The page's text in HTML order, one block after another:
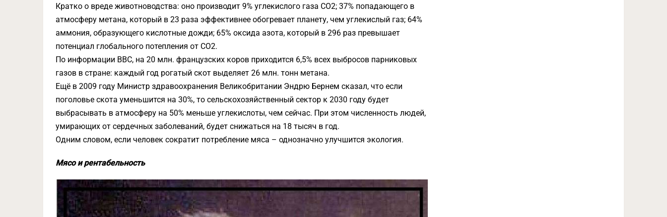
Кратко о вреде животноводства: оно производит 9% углекислого газа CO2; 37% попадающего в
атмосферу метана, который в 23 раза эффективнее обогревает планету, чем углекислый газ; 64%
аммония, образующего кислотные дожди; 65% оксида азота, который в 296 раз превышает
потенциал глобального потепления от СО2.
По информации BBC, на 20 млн. французских коров приходится 6,5% всех выбросов парниковых
газов в стране: каждый год рогатый скот выделяет 26 млн. тонн метана.
Ещё в 2009 году Министр здравоохранения Великобритании Эндрю Бернем сказал, что если
поголовье скота уменьшится на 30%, то сельскохозяйственный сектор к 2030 году будет
выбрасывать в атмосферу на 50% меньше углекислоты, чем сейчас. При этом численность людей,
умирающих от сердечных заболеваний, будет снижаться на 18 тысяч в год.
Одним словом, если человек сократит потребление мяса – однозначно улучшится экология.
Мясо и рентабельность